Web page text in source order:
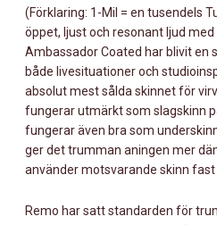
(Förklaring: 1-Mil = en tusendels
öppet, ljust och resonant ljud med
Ambassador Coated har blivit en
både livesituationer och
absolut mest sålda skinnet för
fungerar utmärkt som slagskinn
fungerar även bra som
ger det trumman aningen mer
använder motsvarande skinn
Remo har satt standarden för